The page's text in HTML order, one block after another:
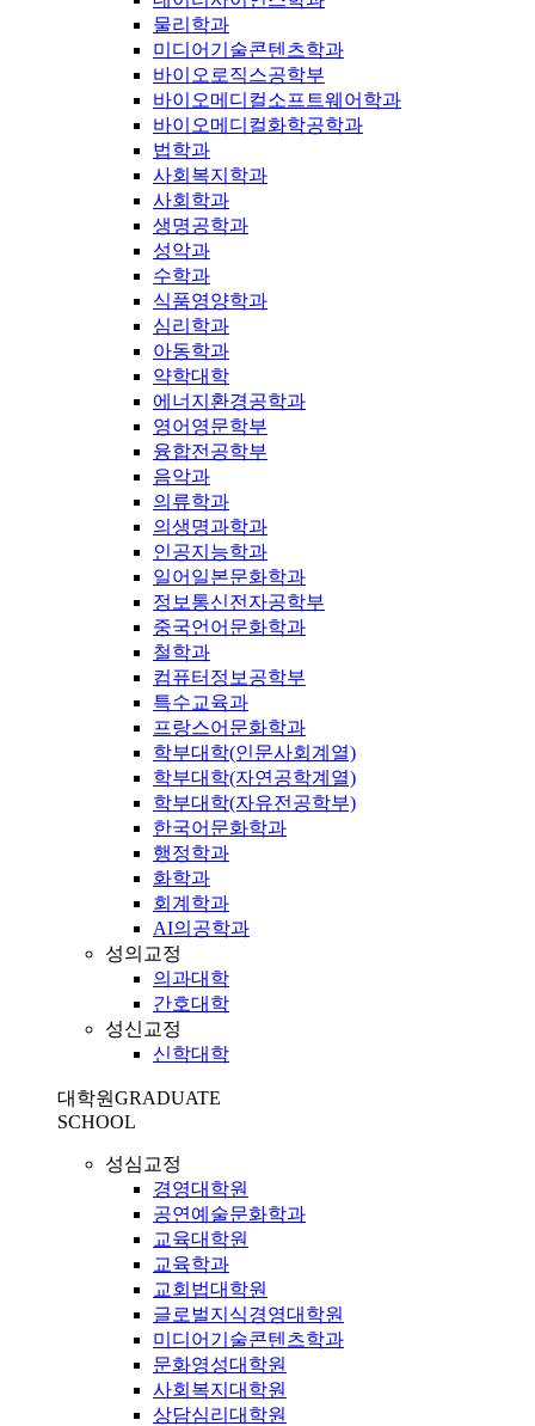
물리학과
미디어기술콘텐츠학과
바이오로직스공학부
바이오메디컬소프트웨어학과
바이오메디컬화학공학과
법학과
사회복지학과
사회학과
생명공학과
성악과
수학과
식품영양학과
심리학과
아동학과
약학대학
에너지환경공학과
영어영문학부
융합전공학부
음악과
의류학과
의생명과학과
인공지능학과
일어일본문화학과
정보통신전자공학부
중국언어문화학과
철학과
컴퓨터정보공학부
특수교육과
프랑스어문화학과
학부대학(인문사회계열)
학부대학(자연공학계열)
학부대학(자유전공학부)
한국어문화학과
행정학과
화학과
회계학과
AI의공학과
성의교정
의과대학
간호대학
성신교정
신학대학
대학원GRADUATE
SCHOOL
성심교정
경영대학원
공연예술문화학과
교육대학원
교육학과
교회법대학원
글로벌지식경영대학원
미디어기술콘텐츠학과
문화영성대학원
사회복지대학원
상담심리대학원